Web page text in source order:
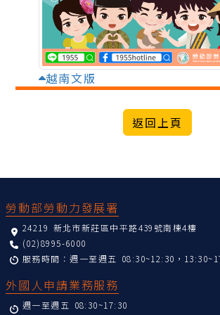
越南文版
勞動部勞動力發展署
24219 新北市新莊區中平路439號南棟4樓
(02)8995-6000
服務時間：週一至週五 08:30~12:30，
外國人申請業務服務
週一至週五 08:30~17:30